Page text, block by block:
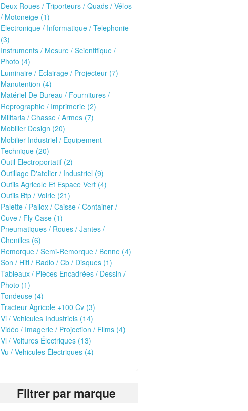
Deux Roues / Triporteurs / Quads / Vélos
/ Motoneige (1)
Electronique / Informatique / Telephonie
(3)
Instruments / Mesure / Scientifique /
Photo (4)
Luminaire / Eclairage / Projecteur (7)
Manutention (4)
Matériel De Bureau / Fournitures /
Reprographie / Imprimerie (2)
Militaria / Chasse / Armes (7)
Mobilier Design (20)
Mobilier Industriel / Equipement
Technique (20)
Outil Electroportatif (2)
Outillage D'atelier / Industriel (9)
Outils Agricole Et Espace Vert (4)
Outils Btp / Voirie (21)
Palette / Pallox / Caisse / Container /
Cuve / Fly Case (1)
Pneumatiques / Roues / Jantes /
Chenilles (6)
Remorque / Semi-Remorque / Benne (4)
Son / Hifi / Radio / Cb / Disques (1)
Tableaux / Pièces Encadrées / Dessin /
Photo (1)
Tondeuse (4)
Tracteur Agricole +100 Cv (3)
Vi / Vehicules Industriels (14)
Vidéo / Imagerie / Projection / Films (4)
Vl / Voitures Électriques (13)
Vu / Vehicules Électriques (4)
Filtrer par marque